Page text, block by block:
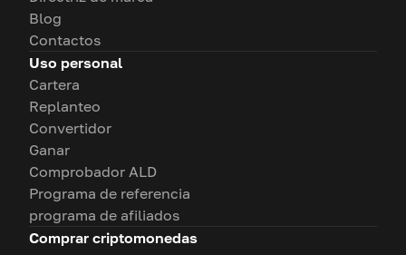
Blog
Contactos
Uso personal
Cartera
Replanteo
Convertidor
Ganar
Comprobador ALD
Programa de referencia
programa de afiliados
Comprar criptomonedas